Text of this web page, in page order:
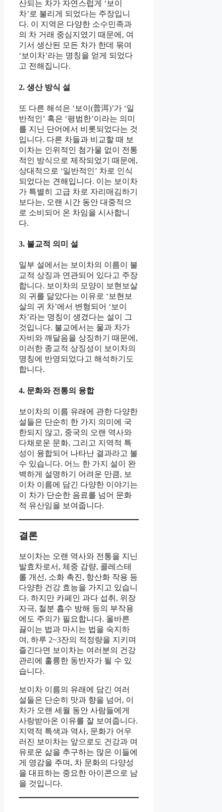
산되는 차가 자연스럽게 ‘보이
차’로 불리게 되었다는 주장입니
다. 이 지역은 다양한 소수민족과
의 차 거래 중심지였기 때문에, 여
기서 생산된 모든 차가 한데 묶여
‘보이차’라는 명칭을 얻게 되었다
고 전해집니다.
2. 생산 방식 설
또 다른 해석은 ‘보이(普洱)’가 ‘일
반적인’ 혹은 ‘평범한’이라는 의미
를 지닌 단어에서 비롯되었다는 것
입니다. 다른 차들과 비교할 때 보
이차는 인위적인 첨가물 없이 전통
적인 방식으로 제작되었기 때문에,
상대적으로 ‘일반적인’ 차로 인식
되었다는 견해입니다. 이는 보이차
가 특별히 고급 차로 자리매김하기
보다는, 오랜 시간 동안 대중적으
로 소비되어 온 차임을 시사합니
다.
3. 불교적 의미 설
일부 설에서는 보이차의 이름이 불
교적 상징과 연관되어 있다고 주장
합니다. 보이차의 모양이 보현보살
의 귀를 닮았다는 이유로 ‘보현보
살의 귀 차’에서 변형되어 ‘보이
차’라는 명칭이 생겼다는 설이 그
것입니다. 불교에서는 물과 차가
자비와 깨달음을 상징하기 때문에,
이러한 종교적 상징성이 보이차의
명칭에 반영되었다고 해석하기도
합니다.
4. 문화와 전통의 융합
보이차의 이름 유래에 관한 다양한
설들은 단순히 한 가지 의미에 국
한되지 않고, 중국의 오랜 역사와
다채로운 문화, 그리고 지역적 특
성이 융합되어 나타난 결과라고 볼
수 있습니다. 어느 한 가지 설이 완
벽하게 설명하기 어려운 만큼, 보
이차 이름에 담긴 다양한 이야기는
이 차가 단순한 음료를 넘어 문화
적 유산임을 보여줍니다.
결론
보이차는 오랜 역사와 전통을 지닌
발효차로서, 체중 감량, 콜레스테
롤 개선, 소화 촉진, 항산화 작용 등
다양한 건강 효능을 가지고 있습니
다. 하지만 카페인 과다 섭취, 위장
자극, 철분 흡수 방해 등의 부작용
에도 주의가 필요합니다. 올바른
끓이는 법과 마시는 법을 숙지하
여, 하루 2~3잔의 적정량을 지키며
즐긴다면 보이차는 여러분의 건강
관리에 훌륭한 동반자가 될 수 있
습니다.
보이차 이름의 유래에 담긴 여러
설들은 단순히 맛과 향을 넘어, 이
차가 오랜 세월 동안 사람들에게
사랑받아온 이유를 잘 보여줍니다.
지역적 특색과 역사, 문화가 어우
러진 보이차는 앞으로도 건강과 여
유로운 삶을 추구하는 많은 이들에
게 영감을 주며, 차 문화의 다양성
을 대표하는 중요한 아이콘으로 남
을 것입니다.